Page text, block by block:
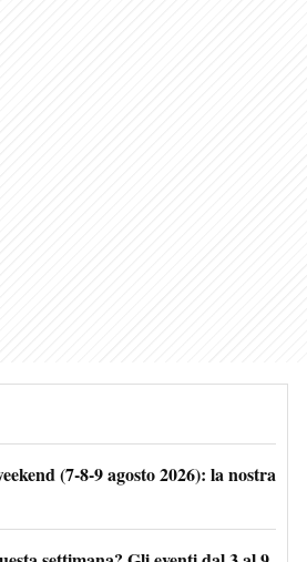
(7-8-9 agosto 2026): la nostra